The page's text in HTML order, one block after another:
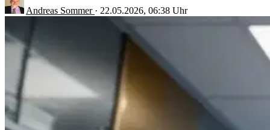
Andreas Sommer · 22.05.2026, 06:38 Uhr